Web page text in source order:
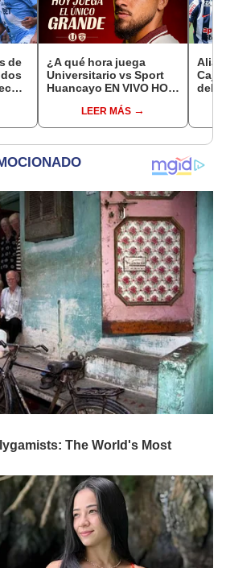
de
¿A qué hora juega
Universitario vs Sport
Huancayo EN VIVO HOY
Torneo Apertura de la
Liga 1?
LEER MÁS
del